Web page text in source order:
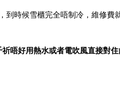
時候雪櫃完全唔制冷，維修費
祈唔好用熱水或者電吹風直接對